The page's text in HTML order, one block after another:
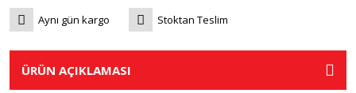
Aynı gün kargo Stoktan Teslim
ÜRÜN AÇIKLAMASI